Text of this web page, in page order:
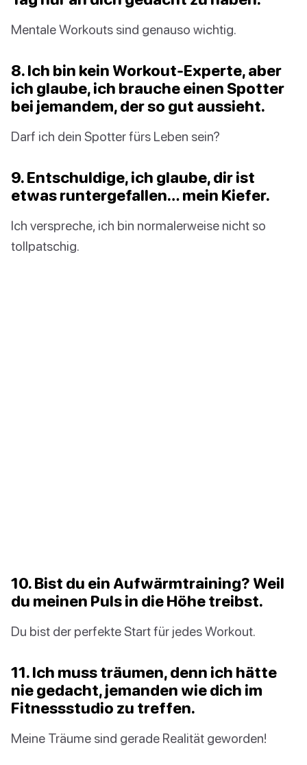
Mentale Workouts sind genauso wichtig.
8. Ich bin kein Workout-Experte, aber
ich glaube, ich brauche einen Spotter
bei jemandem, der so gut aussieht.
Darf ich dein Spotter fürs Leben sein?
9. Entschuldige, ich glaube, dir ist
etwas runtergefallen… mein Kiefer.
Ich verspreche, ich bin normalerweise nicht so
tollpatschig.
10. Bist du ein Aufwärmtraining? Weil
du meinen Puls in die Höhe treibst.
Du bist der perfekte Start für jedes Workout.
11. Ich muss träumen, denn ich hätte
nie gedacht, jemanden wie dich im
Fitnessstudio zu treffen.
Meine Träume sind gerade Realität geworden!